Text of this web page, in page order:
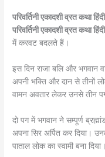
परिवर्तिनी एकादशी व्रत कथा हिंदी
परिवर्तिनी एकादशी व्रत कथा हिंदी
में करवट बदलते हैं।
इस दिन राजा बलि और भगवान
अपनी भक्ति और दान से तीनों
वामन अवतार लेकर उनसे तीन पग
दो पग में भगवान ने सम्पूर्ण
अपना सिर अर्पित कर दिया।
पाताल लोक का स्वामी बना दिया।